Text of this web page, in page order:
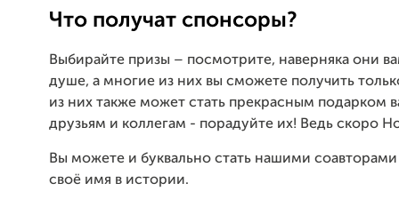
Что получат спонсоры?
Выбирайте призы – посмотрите, наверняка они
душе, а многие из них вы сможете получить
из них также может стать прекрасным подарком
друзьям и коллегам - порадуйте их! Ведь скоро
Вы можете и буквально стать нашими соавторами
своё имя в истории.